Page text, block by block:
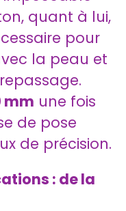
quant à lui,
pour
la peau et
mm une fois
de pose
de précision.
: de la